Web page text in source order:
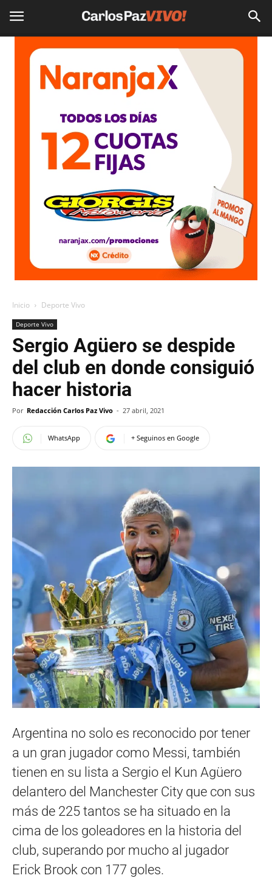
Inicio Deporte Vivo
Deporte Vivo
Sergio Agüero se despide
del club en donde consiguió
hacer historia
Por Redacción Carlos Paz Vivo - 27 abril, 2021
WhatsApp + Seguinos en Google
Argentina no solo es reconocido por tener
a un gran jugador como Messi, también
tienen en su lista a Sergio el Kun Agüero
delantero del Manchester City que con sus
más de 225 tantos se ha situado en la
cima de los goleadores en la historia del
club, superando por mucho al jugador
Erick Brook con 177 goles.